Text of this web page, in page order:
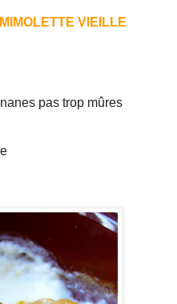
VIEILLE
pas trop mûres